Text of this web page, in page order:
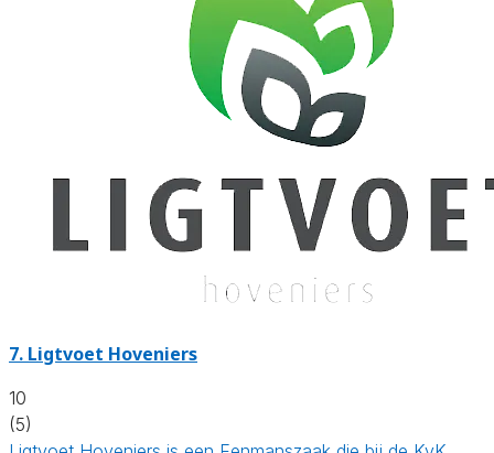
7. Ligtvoet Hoveniers
10
(5)